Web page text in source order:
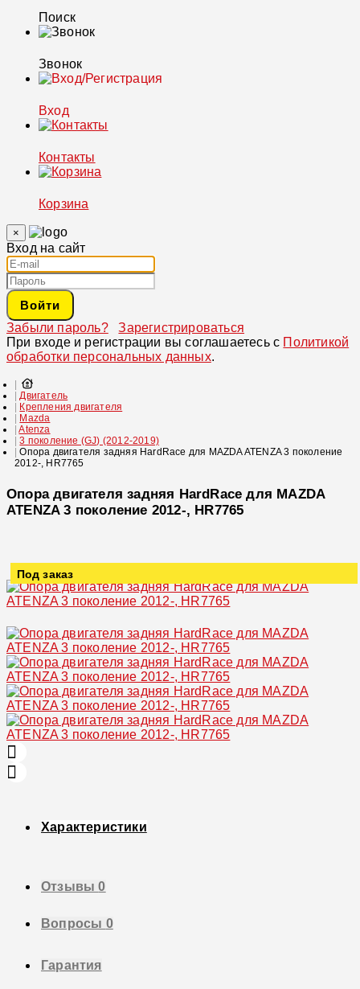
Поиск
Звонок
Вход
Контакты
Корзина
×
Вход на сайт
Войти
Забыли пароль?
Зарегистрироваться
При входе и регистрации вы соглашаетесь с Политикой
обработки персональных данных.
Двигатель
Крепления двигателя
Mazda
Atenza
3 поколение (GJ) (2012-2019)
Опора двигателя задняя HardRace для MAZDA ATENZA 3 поколение
2012-, HR7765
Опора двигателя задняя HardRace для MAZDA
ATENZA 3 поколение 2012-, HR7765
Под заказ
Характеристики
Отзывы0
Вопросы 0
Гарантия